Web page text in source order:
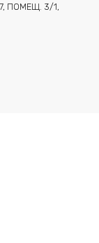
ПОМЕЩ. 3/1,